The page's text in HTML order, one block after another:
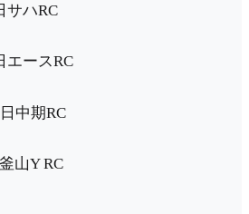
サハRC
エースRC
中期RC
山Y RC